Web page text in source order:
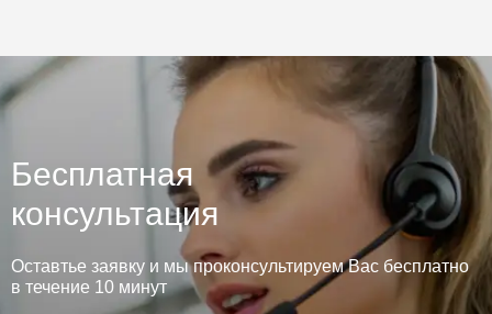
Бесплатная
консультация
Оставтье заявку и мы проконсультируем Вас бесплатно
в течение 10 минут